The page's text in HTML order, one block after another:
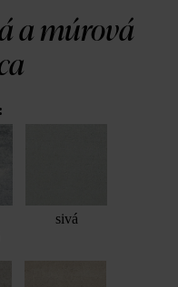
a múrová
sivá